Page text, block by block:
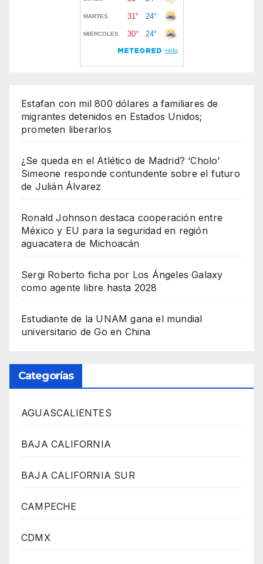
Estafan con mil 800 dólares a familiares de
migrantes detenidos en Estados Unidos;
prometen liberarlos
¿Se queda en el Atlético de Madrid? ‘Cholo’
Simeone responde contundente sobre el futuro
de Julián Álvarez
Ronald Johnson destaca cooperación entre
México y EU para la seguridad en región
aguacatera de Michoacán
Sergi Roberto ficha por Los Ángeles Galaxy
como agente libre hasta 2028
Estudiante de la UNAM gana el mundial
universitario de Go en China
Categorías
AGUASCALIENTES
BAJA CALIFORNIA
BAJA CALIFORNIA SUR
CAMPECHE
CDMX